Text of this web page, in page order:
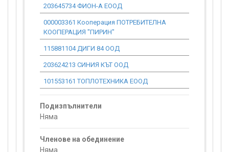
203645734 ФИОН-А ЕООД
000003361 Кооперация ПОТРЕБИТЕЛНА
КООПЕРАЦИЯ "ПИРИН"
115881104 ДИГИ 84 ООД
203624213 СИНИЯ КЪТ ООД
101553161 ТОПЛОТЕХНИКА ЕООД
Подизпълнители
Няма
Членове на обединение
Няма